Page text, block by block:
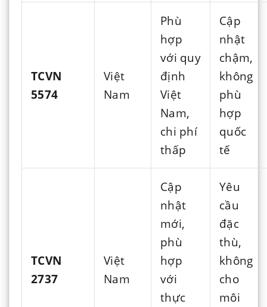
TCVN
5574
Việt
Nam
Phù
hợp
với quy
định
Việt
Nam,
chi phí
thấp
Cập
nhật
chậm,
không
phù
hợp
quốc
tế
TCVN
2737
Việt
Nam
Cập
nhật
mới,
phù
hợp
với
thực
Yêu
cầu
đặc
thù,
không
cho
môi